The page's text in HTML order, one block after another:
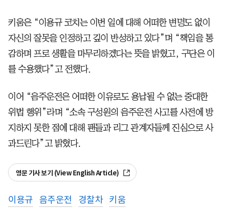
키움은 “이용규 코치는 이번 일에 대해 어떠한 변명도 없이
자신의 잘못을 인정하고 깊이 반성하고 있다”며 “책임을 통
감하며 프로 생활을 마무리하겠다는 뜻을 밝혔고, 구단은 이
를 수용했다”고 전했다.
이어 “음주운전은 어떠한 이유로도 용납될 수 없는 중대한
위법 행위”라며 “소속 구성원의 음주운전 사고를 사전에 방
지하지 못한 점에 대해 팬들과 리그 관계자들께 진심으로 사
과드린다”고 밝혔다.
영문 기사 보기 (View English Article)
이용규 음주운전 경찰차 키움